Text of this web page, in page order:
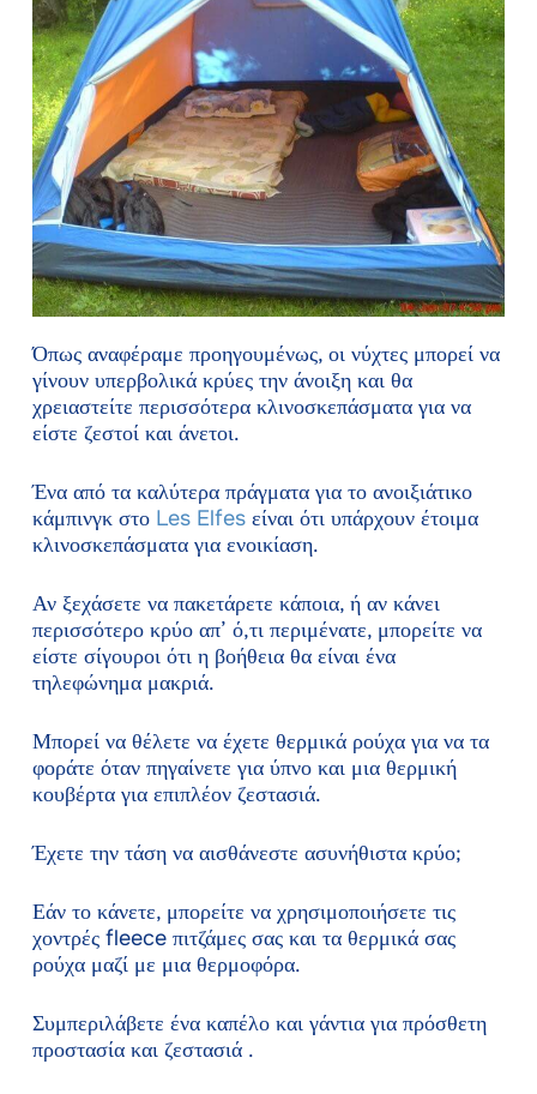
Όπως αναφέραμε προηγουμένως, οι νύχτες μπορεί να
γίνουν υπερβολικά κρύες την άνοιξη και θα
χρειαστείτε περισσότερα κλινοσκεπάσματα για να
είστε ζεστοί και άνετοι.
Ένα από τα καλύτερα πράγματα για το ανοιξιάτικο
κάμπινγκ στο Les Elfesείναι ότι υπάρχουν έτοιμα
κλινοσκεπάσματα για ενοικίαση.
Αν ξεχάσετε να πακετάρετε κάποια, ή αν κάνει
περισσότερο κρύο απ’ ό,τι περιμένατε, μπορείτε να
είστε σίγουροι ότι η βοήθεια θα είναι ένα
τηλεφώνημα μακριά.
Μπορεί να θέλετε να έχετε θερμικά ρούχα για να τα
φοράτε όταν πηγαίνετε για ύπνο και μια θερμική
κουβέρτα για επιπλέον ζεστασιά.
Έχετε την τάση να αισθάνεστε ασυνήθιστα κρύο;
Εάν το κάνετε, μπορείτε να χρησιμοποιήσετε τις
χοντρές fleece πιτζάμες σας και τα θερμικά σας
ρούχα μαζί με μια θερμοφόρα.
Συμπεριλάβετε ένα καπέλο και γάντια για πρόσθετη
προστασία και ζεστασιά .